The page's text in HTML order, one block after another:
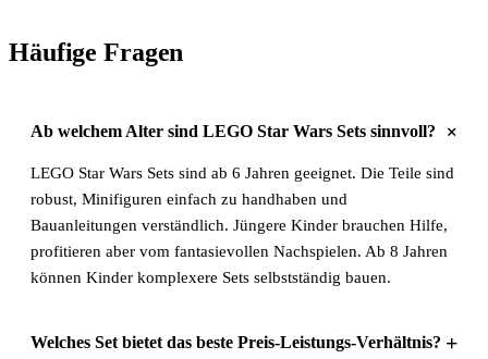
Häufige Fragen
Ab welchem Alter sind LEGO Star Wars Sets sinnvoll? +
LEGO Star Wars Sets sind ab 6 Jahren geeignet. Die Teile sind
robust, Minifiguren einfach zu handhaben und
Bauanleitungen verständlich. Jüngere Kinder brauchen Hilfe,
profitieren aber vom fantasievollen Nachspielen. Ab 8 Jahren
können Kinder komplexere Sets selbstständig bauen.
Welches Set bietet das beste Preis-Leistungs-Verhältnis? +